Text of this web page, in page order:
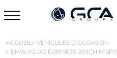
ACCUEIL VÉHICULES D'OCCASION
BMW X2 IX2 EDRIVE20 204CH M